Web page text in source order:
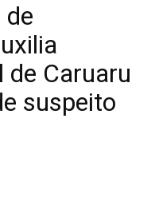
de Caruaru
suspeito